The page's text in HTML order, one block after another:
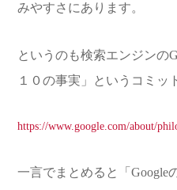
みやすさにあります。
というのも検索エンジンの
１０の事実」というコミッ
https://www.google.com/about/
一言でまとめると「Google